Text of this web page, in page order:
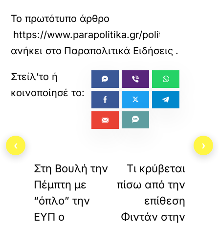
Το πρωτότυπο άρθρο
https://www.parapolitika.gr/politiki/article/
ανήκει στο Παραπολιτικά Ειδήσεις .
«
Στη Βουλή την
Πέμπτη με
“όπλο” την
ΕΥΠ ο
»
Τι κρύβεται
πίσω από την
επίθεση
Φιντάν στην
‹ ›